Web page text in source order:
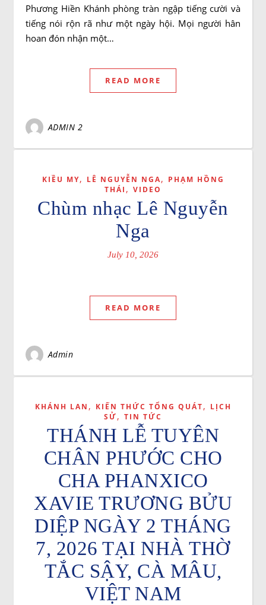
Phương Hiền Khánh phòng tràn ngập tiếng cười và
tiếng nói rộn rã như một ngày hội. Mọi người hân
hoan đón nhận một…
READ MORE
ADMIN 2
KIỀU MY, LÊ NGUYỄN NGA, PHẠM HỒNG
THÁI , VIDEO
Chùm nhạc Lê Nguyễn
Nga
July 10, 2026
READ MORE
Admin
KHÁNH LAN , KIẾN THỨC TỔNG QUÁT, LỊCH
SỬ, TIN TỨC
THÁNH LỄ TUYÊN
CHÂN PHƯỚC CHO
CHA PHANXICO
XAVIE TRƯƠNG BỬU
DIỆP NGÀY 2 THÁNG
7, 2026 TẠI NHÀ THỜ
TẮC SẬY, CÀ MÂU,
VIỆT NAM